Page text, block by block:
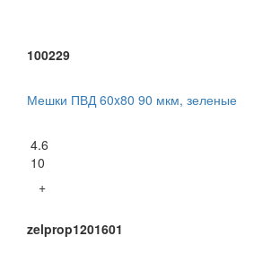
100229
Мешки ПВД 60x80 90 мкм, зеленые
4.6
10
+
zelprop1201601